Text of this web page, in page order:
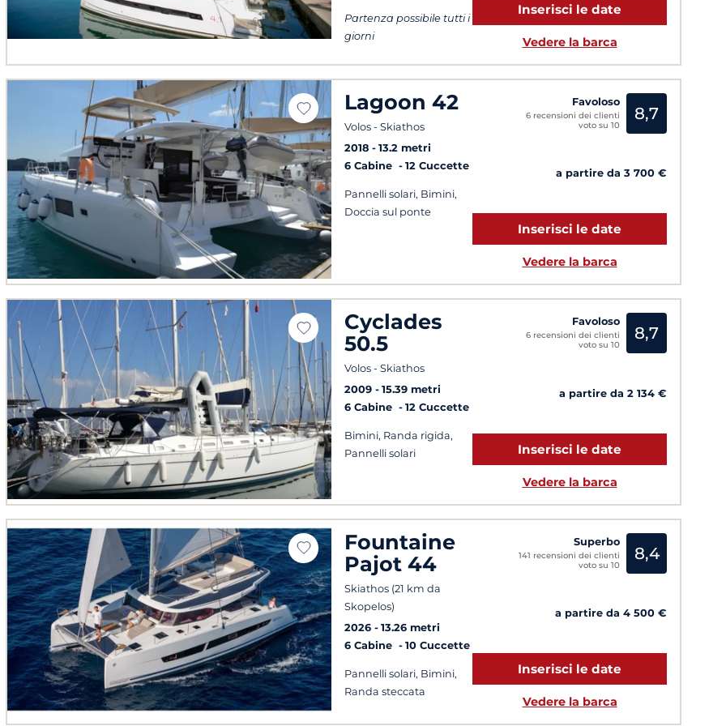
Partenza possibile tutti i
giorni
Inserisci le date
Vedere la barca
Lagoon 42
Volos - Skiathos
2018
13.2 metri
6 Cabine
12 Cuccette
Pannelli solari, Bimini,
Doccia sul ponte
Favoloso
6 recensioni dei clienti
voto su 10
8,7
a partire da 3 700 €
Inserisci le date
Vedere la barca
Cyclades
50.5
Volos - Skiathos
2009
15.39 metri
6 Cabine
12 Cuccette
Bimini, Randa rigida,
Pannelli solari
Favoloso
6 recensioni dei clienti
voto su 10
8,7
a partire da 2 134 €
Inserisci le date
Vedere la barca
Fountaine
Pajot 44
Skiathos (21 km da
Skopelos)
2026
13.26 metri
6 Cabine
10 Cuccette
Pannelli solari, Bimini,
Randa steccata
Superbo
141 recensioni dei clienti
voto su 10
8,4
a partire da 4 500 €
Inserisci le date
Vedere la barca